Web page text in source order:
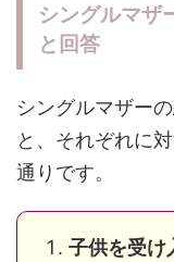
シングルマザ
と回答
シングルマザー
と、それぞれに
通りです。
子供を受け